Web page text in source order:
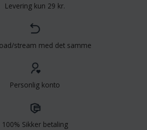
Levering kun 29 kr.
stream med det samme
Personlig konto
100% Sikker betaling